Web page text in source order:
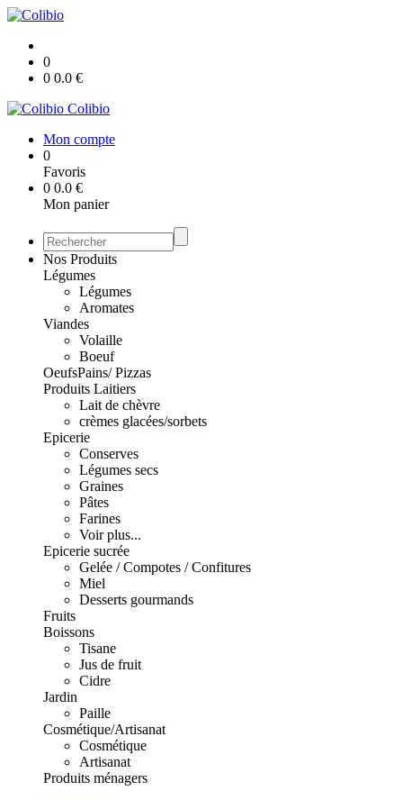
0
0 0.0 €
Colibio
Mon compte
0
Favoris
0 0.0 €
Mon panier
Nos Produits
Légumes
Légumes
Aromates
Viandes
Volaille
Boeuf
OeufsPains/ Pizzas
Produits Laitiers
Lait de chèvre
crèmes glacées/sorbets
Epicerie
Conserves
Légumes secs
Graines
Pâtes
Farines
Voir plus...
Epicerie sucrée
Gelée / Compotes / Confitures
Miel
Desserts gourmands
Fruits
Boissons
Tisane
Jus de fruit
Cidre
Jardin
Paille
Cosmétique/Artisanat
Cosmétique
Artisanat
Produits ménagers